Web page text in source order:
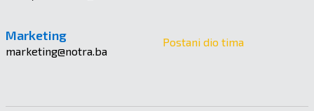
Marketing
marketing@notra.ba
Postani dio tima